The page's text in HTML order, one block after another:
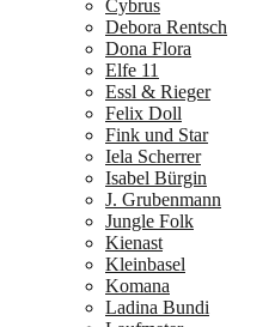
Cybrus
Debora Rentsch
Dona Flora
Elfe 11
Essl & Rieger
Felix Doll
Fink und Star
Iela Scherrer
Isabel Bürgin
J. Grubenmann
Jungle Folk
Kienast
Kleinbasel
Komana
Ladina Bundi